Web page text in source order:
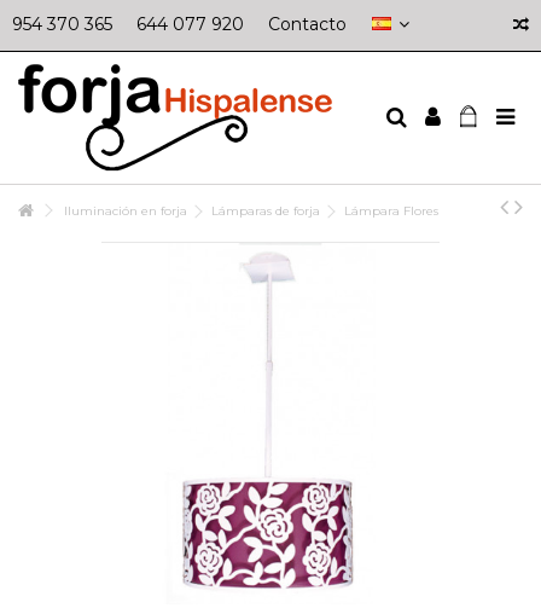
954 370 365 644 077 920 Contacto
Iluminación en forja Lámparas de forja Lámpara Flores